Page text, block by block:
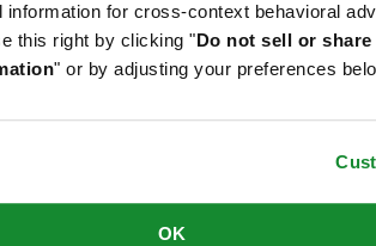
information for cross-context behavioral
this right by clicking "Do not sell or share
" or by adjusting your preferences
OK
officieel is getest en gecertificeerd door